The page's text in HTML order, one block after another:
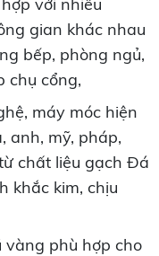
gian khác nhau
bếp, phòng ngủ,
chụ cổng,
máy móc hiện
anh, mỹ, pháp,
chất liệu gạch Đá
khắc kim, chịu
phù hợp cho